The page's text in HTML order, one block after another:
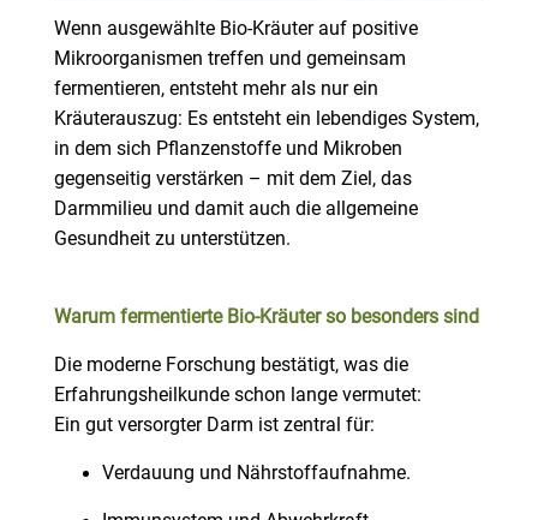
Wenn ausgewählte Bio-Kräuter auf positive
Mikroorganismen treffen und gemeinsam
fermentieren, entsteht mehr als nur ein
Kräuterauszug: Es entsteht ein lebendiges System,
in dem sich Pflanzenstoffe und Mikroben
gegenseitig verstärken – mit dem Ziel, das
Darmmilieu und damit auch die allgemeine
Gesundheit zu unterstützen.
Warum fermentierte Bio-Kräuter so besonders sind
Die moderne Forschung bestätigt, was die
Erfahrungsheilkunde schon lange vermutet:
Ein gut versorgter Darm ist zentral für:
Verdauung und Nährstoffaufnahme.